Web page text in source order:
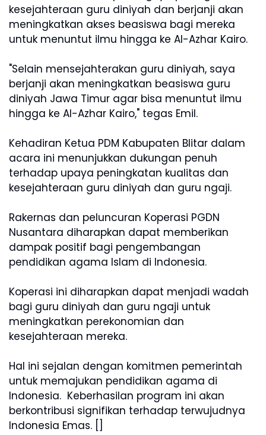
kesejahteraan guru diniyah dan berjanji akan
meningkatkan akses beasiswa bagi mereka
untuk menuntut ilmu hingga ke Al-Azhar Kairo.
"Selain mensejahterakan guru diniyah, saya
berjanji akan meningkatkan beasiswa guru
diniyah Jawa Timur agar bisa menuntut ilmu
hingga ke Al-Azhar Kairo," tegas Emil.
Kehadiran Ketua PDM Kabupaten Blitar dalam
acara ini menunjukkan dukungan penuh
terhadap upaya peningkatan kualitas dan
kesejahteraan guru diniyah dan guru ngaji.
Rakernas dan peluncuran Koperasi PGDN
Nusantara diharapkan dapat memberikan
dampak positif bagi pengembangan
pendidikan agama Islam di Indonesia.
Koperasi ini diharapkan dapat menjadi wadah
bagi guru diniyah dan guru ngaji untuk
meningkatkan perekonomian dan
kesejahteraan mereka.
Hal ini sejalan dengan komitmen pemerintah
untuk memajukan pendidikan agama di
Indonesia. Keberhasilan program ini akan
berkontribusi signifikan terhadap terwujudnya
Indonesia Emas. []